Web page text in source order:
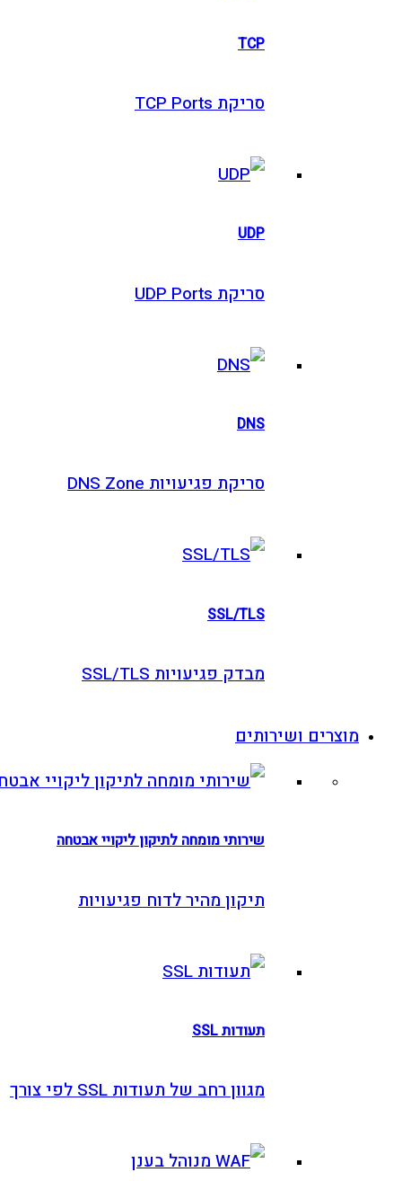
סריקת TCP Ports
סריקת UDP Ports
סריקת פגיעויות DNS Zone
SSL/TLS
מבדק פגיעויות SSL/TLS
ושירותים
שירותי מומחה לתיקון ליקויי אבטחה
תיקון מהיר לדוח פגיעויות
מגוון רחב של תעודות SSL לפי צורך